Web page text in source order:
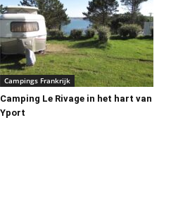
Campings Frankrijk
Camping Le Rivage in het hart van
Yport